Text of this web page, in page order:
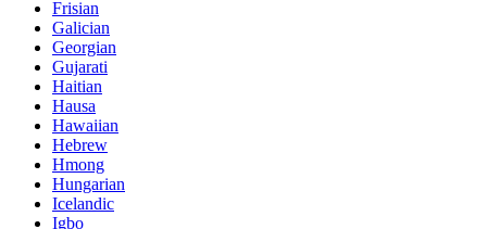
Frisian
Galician
Georgian
Gujarati
Haitian
Hausa
Hawaiian
Hebrew
Hmong
Hungarian
Icelandic
Igbo